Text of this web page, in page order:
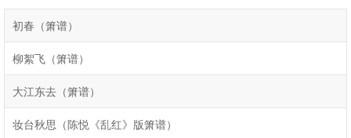
初春（箫谱）
柳絮飞（箫谱）
大江东去（箫谱）
妆台秋思（陈悦《乱红》版箫谱）